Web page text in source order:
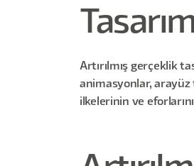
Artırılmış gerçeklik
animasyonlar, arayüz
ilkelerinin ve